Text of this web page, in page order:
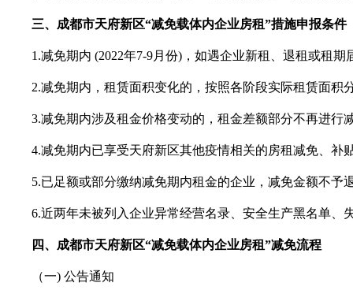
三、 成都市天府新区“减免载体内企业房租”措施申报条件
1.减免期内 (2022年7-9月份)，如遇企业新租、退租或租
2.减免期内，租赁面积变化的，按照各阶段实际租赁面积
3.减免期内涉及租金价格变动的，租金差额部分不再进行
4.减免期内已享受天府新区其他疫情相关的房租减免、
5.已足额或部分缴纳减免期内租金的企业，减免金额不予
6.近两年未被列入企业异常经营名录、安全生产黑名单
四、 成都市天府新区“减免载体内企业房租”减免流程
（一) 公告通知